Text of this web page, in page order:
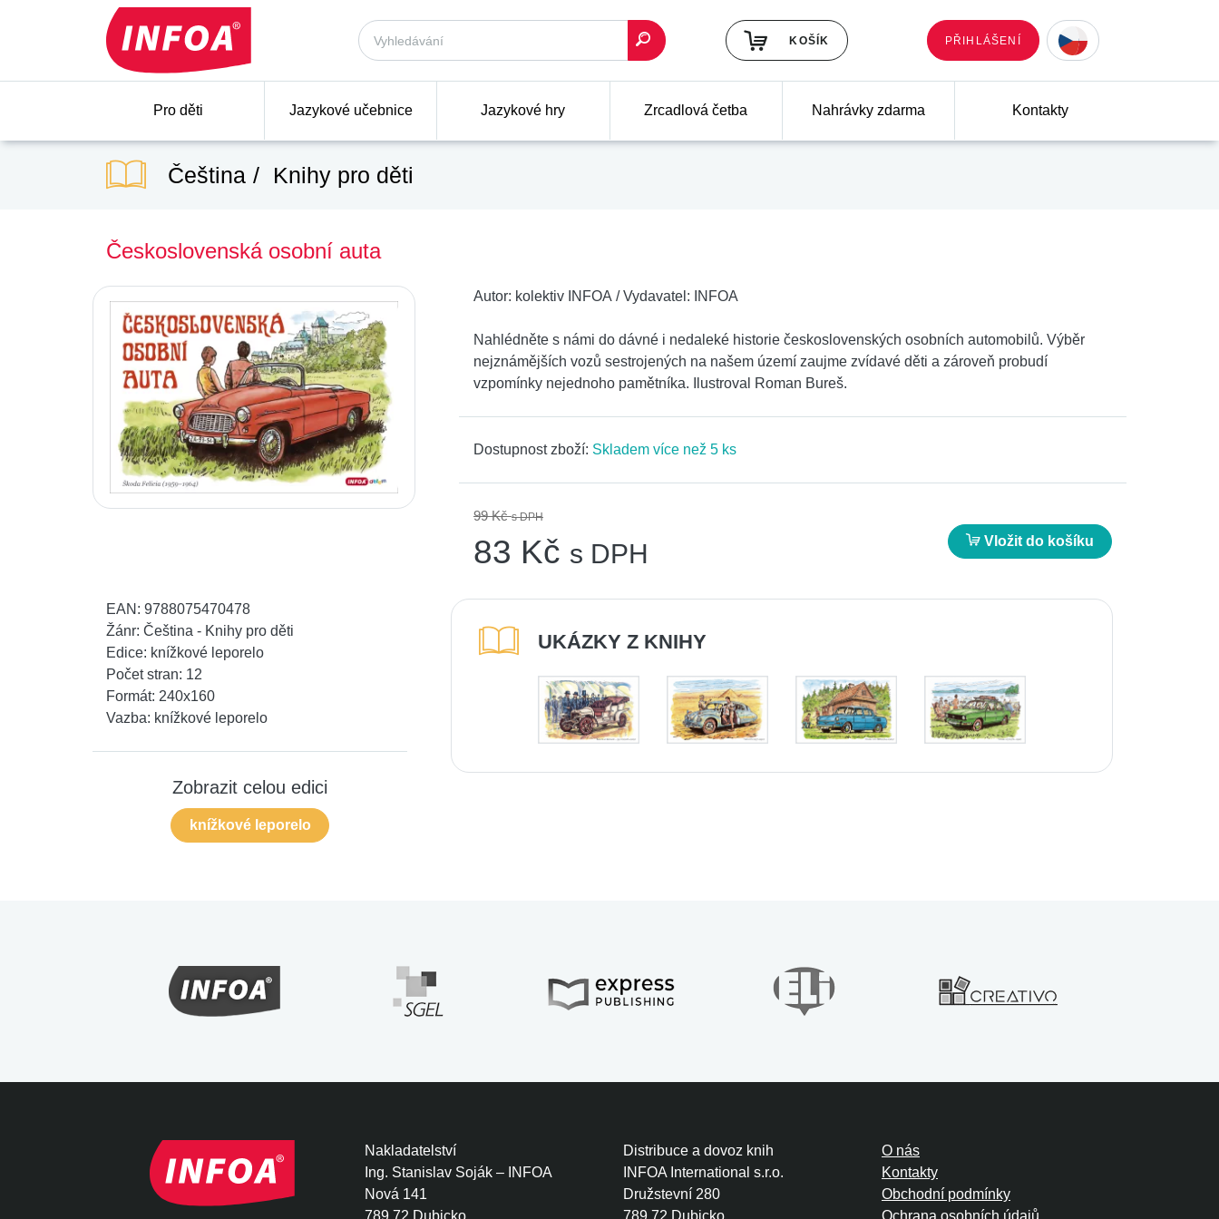
KOŠÍK PŘIHLÁŠENÍ
Pro děti Jazykové učebnice Jazykové hry Zrcadlová četba Nahrávky zdarma Kontakty
Čeština Knihy pro děti
Československá osobní auta
Autor: kolektiv INFOA /Vydavatel: INFOA
Nahlédněte s námi do dávné i nedaleké historie československých osobních automobilů. Výběr
nejznámějších vozů sestrojených na našem území zaujme zvídavé děti a zároveň probudí
vzpomínky nejednoho pamětníka. Ilustroval Roman Bureš.
Dostupnost zboží: Skladem více než 5 ks
99 Kčs DPH
83 Kč s DPH Vložit do košíku
EAN: 9788075470478
Žánr: Čeština - Knihy pro děti
Edice: knížkové leporelo
Počet stran: 12
Formát: 240x160
Vazba: knížkové leporelo
Zobrazit celou edici
knížkové leporelo
UKÁZKY Z KNIHY
Nakladatelství
Ing. Stanislav Soják – INFOA
Nová 141
789 72 Dubicko
Distribuce a dovoz knih
INFOA International s.r.o.
Družstevní 280
789 72 Dubicko
O nás
Kontakty
Obchodní podmínky
Ochrana osobních údajů